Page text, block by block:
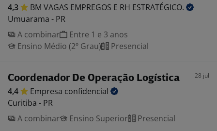
4,3 BM VAGAS EMPREGOS E RH ESTRATÉGICO.
Umuarama - PR
A combinar
Entre 1 e 3 anos
Ensino Médio (2º Grau)
Presencial
Coordenador De Operação Logística 28 jul
4,4 Empresa confidencial
Curitiba - PR
A combinar
Ensino Superior Presencial